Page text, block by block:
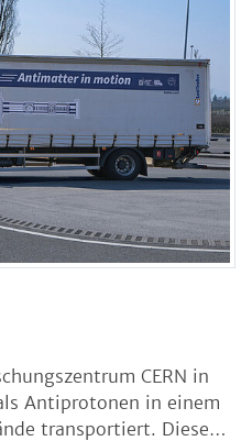
CERN in
Antiprotonen in einem
transportiert. Diese…